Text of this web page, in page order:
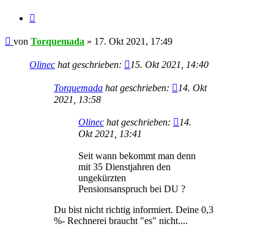
Beitrag
von Torquemada » 17. Okt 2021, 17:49
Olinec hat geschrieben: 15. Okt 2021, 14:40
Torquemada hat geschrieben:
14. Okt
2021, 13:58
Olinec hat geschrieben:
14.
Okt 2021, 13:41
Seit wann bekommt man denn
mit 35 Dienstjahren den
ungekürzten
Pensionsanspruch bei DU ?
Du bist nicht richtig informiert. Deine 0,3
%- Rechnerei braucht "es" nicht....